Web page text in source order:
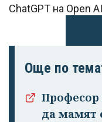
ChatGPT на Open
Още по
Професор
да мамят